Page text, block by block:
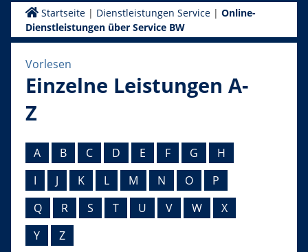
Startseite| Dienstleistungen Service| Online-
Dienstleistungen über Service BW
Vorlesen
Einzelne Leistungen A-
Z
A B C D E F G
H
I
J K L M N O
P
Q
R S T U V W
X
Y
Z